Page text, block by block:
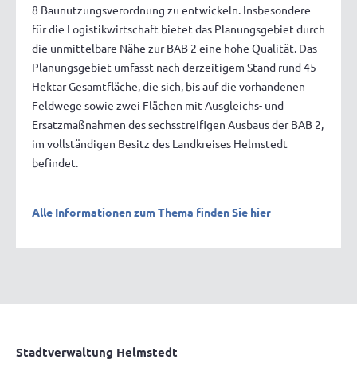
8 Baunutzungsverordnung zu entwickeln. Insbesondere
für die Logistikwirtschaft bietet das Planungsgebiet durch
die unmittelbare Nähe zur BAB 2 eine hohe Qualität. Das
Planungsgebiet umfasst nach derzeitigem Stand rund 45
Hektar Gesamtfläche, die sich, bis auf die vorhandenen
Feldwege sowie zwei Flächen mit Ausgleichs- und
Ersatzmaßnahmen des sechsstreifigen Ausbaus der BAB 2,
im vollständigen Besitz des Landkreises Helmstedt
befindet.
Alle Informationen zum Thema finden Sie hier
Stadtverwaltung Helmstedt